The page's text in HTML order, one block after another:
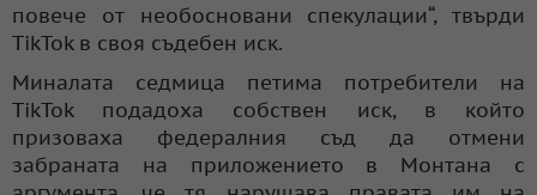
повече от необосновани спекулации“, твърди
TikTok в своя съдебен иск.
Миналата седмица петима потребители на
TikTok подадоха собствен иск, в който
призоваха федералния съд да отмени
забраната на приложението в Монтана с